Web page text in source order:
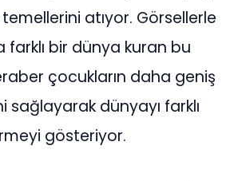
atıyor. Görsellerle
farklı bir dünya kuran bu
çocukların daha geniş
sağlayarak dünyayı farklı
gösteriyor.